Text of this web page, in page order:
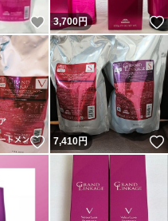
いいね！
3,700円
いいね！
7,410円